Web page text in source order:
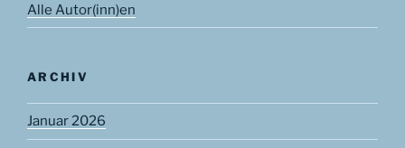
Alle Autor(inn)en
ARCHIV
Januar 2026